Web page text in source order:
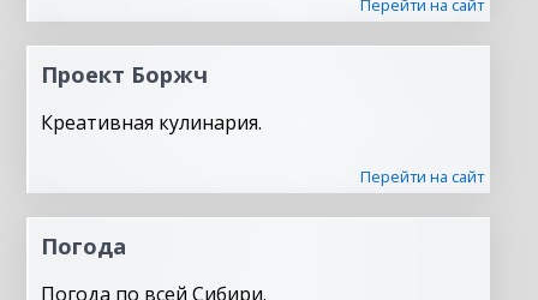
Перейти на сайт
Проект Боржч
Креативная кулинария.
Перейти на сайт
Погода
Погода по всей Сибири.